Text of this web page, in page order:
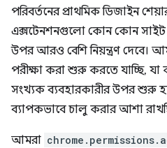
পরিবর্তনের প্রাথমিক ডিজাইন
এক্সটেনশনগুলো কোন কোন সাইট
উপর আরও বেশি নিয়ন্ত্রণ দেবে।
পরীক্ষা করা শুরু করতে যাচ্ছি, যা
সংখ্যক ব্যবহারকারীর উপর শুরু
ব্যাপকভাবে চালু করার আশা
আমরা